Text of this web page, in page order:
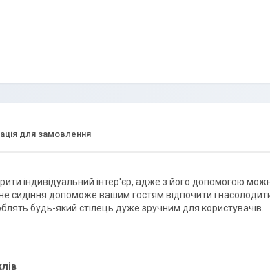
для замовлення
індивідуальний інтер'єр, адже з його допомогою можна
сидіння допоможе вашим гостям відпочити і
будь-який стілець дуже зручним для користувачів.